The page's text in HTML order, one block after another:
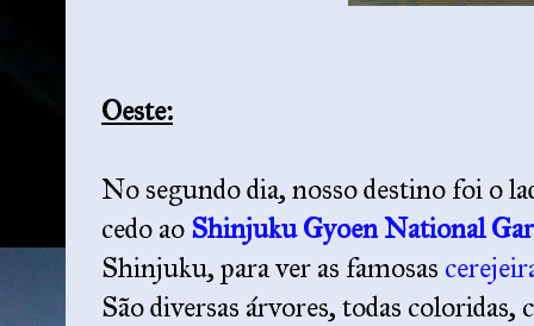
Oeste:
No segundo dia, nosso destino foi o
cedo ao Shinjuku Gyoen National
Shinjuku, para ver as famosas
São diversas árvores, todas